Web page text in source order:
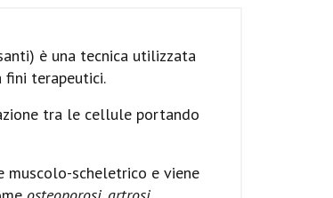
è una tecnica utilizzata
fini terapeutici.
tra le cellule portando
muscolo-scheletrico e viene